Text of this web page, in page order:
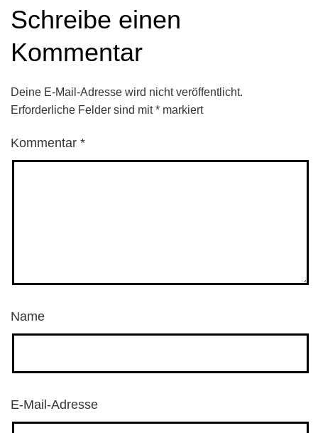
Schreibe einen
Kommentar
Deine E-Mail-Adresse wird nicht veröffentlicht.
Erforderliche Felder sind mit* markiert
Kommentar *
Name
E-Mail-Adresse